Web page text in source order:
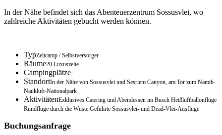
In der Nähe befindet sich das Abenteuerzentrum Sossusvlei, wo
zahlreiche Aktivitäten gebucht werden können.
TypZeltcamp / Selbstversorger
Räume20 Luxuszelte
Campingplätze-
StandortIn der Nähe von Sossusvlei und Sesriem Canyon, am Tor zum Namib-
Naukluft-Nationalpark
AktivitätenExklusives Catering und Abendessen im Busch Heißluftballonflüge
Rundflüge durch die Wüste Geführte Sossusvlei- und Dead-Vlei-Ausflüge
Buchungsanfrage